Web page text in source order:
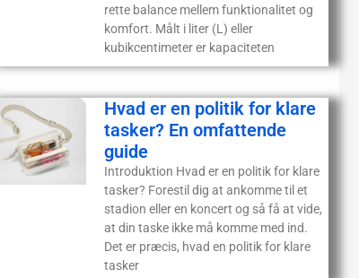
rette balance mellem funktionalitet og
komfort. Målt i liter (L) eller
kubikcentimeter er kapaciteten
Hvad er en politik for klare
tasker? En omfattende
guide
Introduktion Hvad er en politik for klare
tasker? Forestil dig at ankomme til et
stadion eller en koncert og så få at vide,
at din taske ikke må komme med ind.
Det er præcis, hvad en politik for klare
tasker